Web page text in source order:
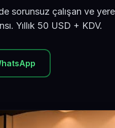
sorunsuz çalışan ve
Yıllık 50 USD + KDV.